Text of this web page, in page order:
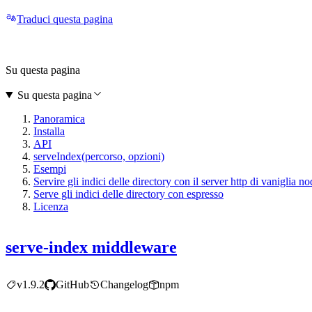
Traduci questa pagina
serve-index middleware
v1.9.2 GitHub Changelog npm
Su questa pagina
Su questa pagina
Panoramica
Installa
API
serveIndex(percorso, opzioni)
Esempi
Servire gli indici delle directory con il server http di vaniglia
Serve gli indici delle directory con espresso
Licenza